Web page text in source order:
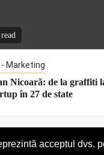
acceptul
- Marketing
Nicoară: de la graffiti
în 27 de state